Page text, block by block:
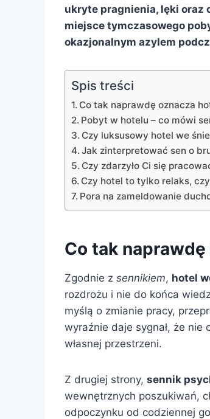
ukryte pragnienia, lęki oraz
miejsce tymczasowego
okazjonalnym azylem
Spis treści
Co tak naprawdę oznacza
Pobyt w hotelu – co mówi
Czy luksusowy hotel we
Jak zinterpretować sen o
Czy zdarzyło Ci się
Czy hotel to tylko relaks,
Pora na zameldowanie
Co tak
Zgodnie z sennikiem, hotel
rozdrożu i nie do końca
myślą o zmianie pracy,
wyraźnie daje sygnał, że
własnej przestrzeni.
Z drugiej strony, sennik
wewnętrznych poszukiwań,
odpoczynku od codziennej